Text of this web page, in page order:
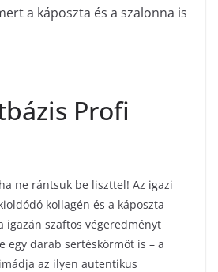
a káposzta és a szalonna is
Profi
ne rántsuk be liszttel! Az igazi
kollagén és a káposzta
igazán szaftos végeredményt
egy darab sertéskörmöt is – a
az ilyen autentikus